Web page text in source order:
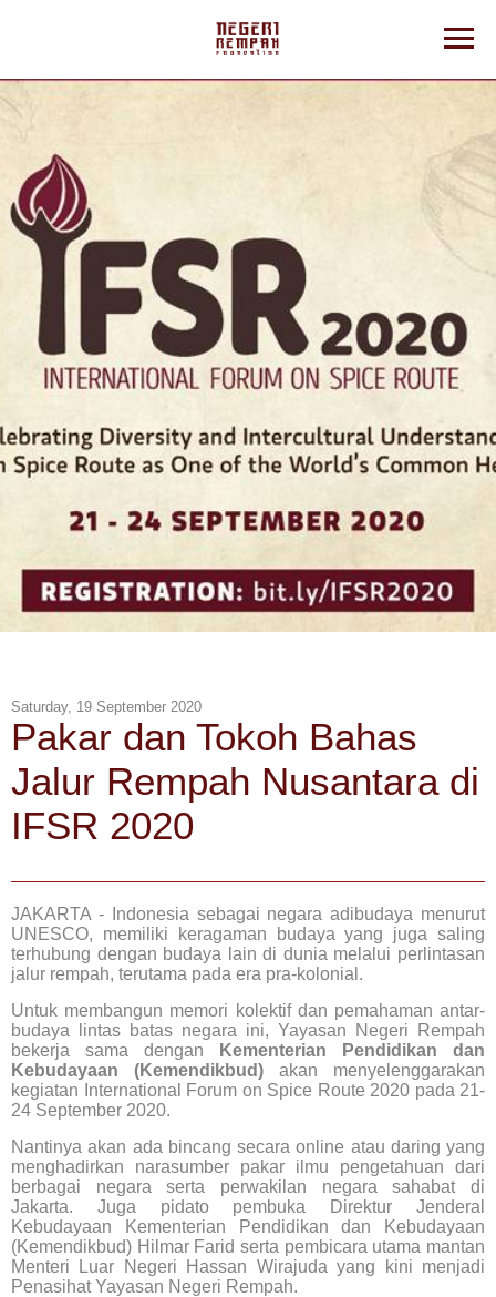
Saturday, 19 September 2020
Pakar dan Tokoh Bahas
Jalur Rempah Nusantara di
IFSR 2020
JAKARTA - Indonesia sebagai negara adibudaya menurut
UNESCO, memiliki keragaman budaya yang juga saling
terhubung dengan budaya lain di dunia melalui perlintasan
jalur rempah, terutama pada era pra-kolonial.
Untuk membangun memori kolektif dan pemahaman antar-
budaya lintas batas negara ini, Yayasan Negeri Rempah
bekerja sama dengan
Kementerian Pendidikan dan
Kebudayaan (Kemendikbud) akan menyelenggarakan
kegiatan International Forum on Spice Route 2020 pada 21-
24 September 2020.
Nantinya akan ada bincang secara online atau daring yang
menghadirkan narasumber pakar ilmu pengetahuan dari
berbagai negara serta perwakilan negara sahabat di
Jakarta. Juga pidato pembuka Direktur Jenderal
Kebudayaan Kementerian Pendidikan dan Kebudayaan
(Kemendikbud) Hilmar Farid serta pembicara utama mantan
Menteri Luar Negeri Hassan Wirajuda yang kini menjadi
Penasihat Yayasan Negeri Rempah.